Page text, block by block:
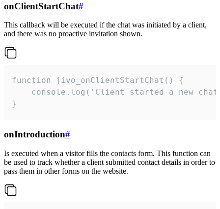
onClientStartChat#
This callback will be executed if the chat was initiated by a client,
and there was no proactive invitation shown.
function jivo_onClientStartChat() {
console.log('Client started a new
}
onIntroduction#
Is executed when a visitor fills the contacts form. This function can
be used to track whether a client submitted contact details in order to
pass them in other forms on the website.